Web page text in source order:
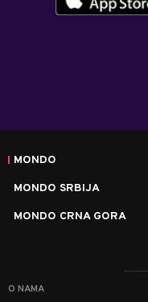
MONDO
MONDO SRBIJA
MONDO CRNA GORA
O NAMA